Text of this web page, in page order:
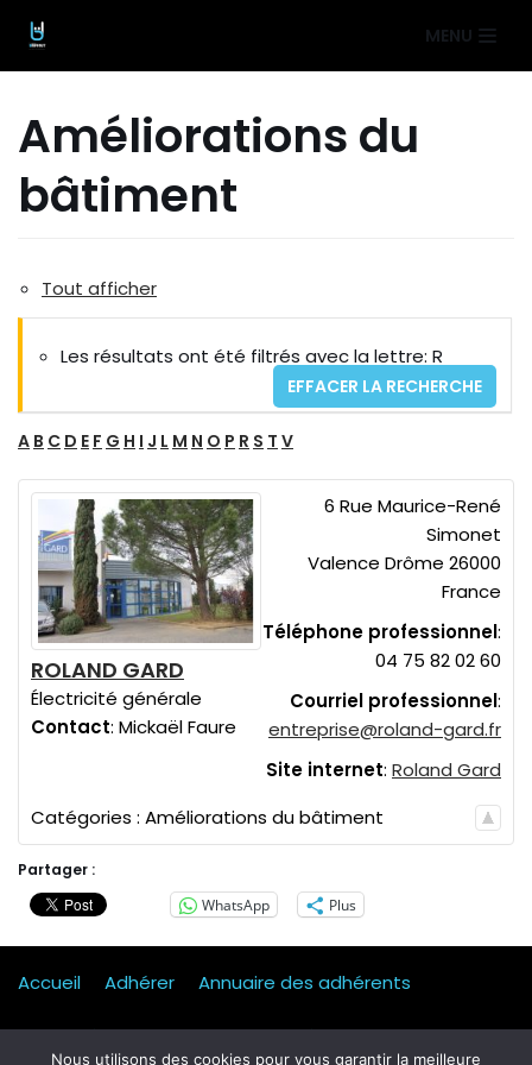
Aller
au
MENU
Améliorations du
bâtiment
Tout afficher
Les résultats ont été filtrés avec la lettre: R
EFFACER LA RECHERCHE
A B C D E F G H I J L M N O P R S T V
ROLAND GARD
Électricité générale
Contact: MickaëlFaure
6 Rue Maurice-René
Simonet
Valence Drôme 26000
France
Téléphone professionnel:
04 75 82 02 60
Courriel professionnel:
entreprise@roland-gard.fr
Site internet: Roland Gard
Catégories : Améliorations du bâtiment
Partager :
WhatsApp
Plus
Accueil Adhérer Annuaire des adhérents
Actualités Presse Mentions légales Statuts
Nous utilisons des cookies pour vous garantir la meilleure